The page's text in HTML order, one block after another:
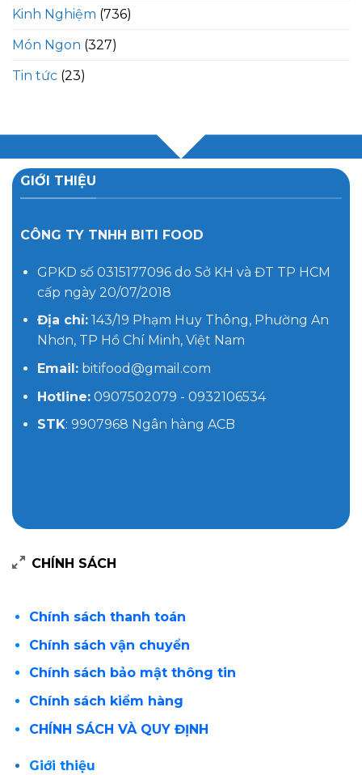
Kinh Nghiệm (736)
Món Ngon (327)
Tin tức (23)
GIỚI THIỆU
CÔNG TY TNHH BITI FOOD
GPKD số 0315177096 do Sở KH và ĐT TP HCM
cấp ngày 20/07/2018
Địa chỉ:143/19 Phạm Huy Thông, Phường An
Nhơn, TP Hồ Chí Minh, Việt Nam
Email:bitifood@gmail.com
Hotline:0907502079 - 0932106534
STK: 9907968 Ngân hàng ACB
CHÍNH SÁCH
Chính sách thanh toán
Chính sách vận chuyển
Chính sách bảo mật thông tin
Chính sách kiểm hàng
CHÍNH SÁCH VÀ QUY ĐỊNH
Giới thiệu